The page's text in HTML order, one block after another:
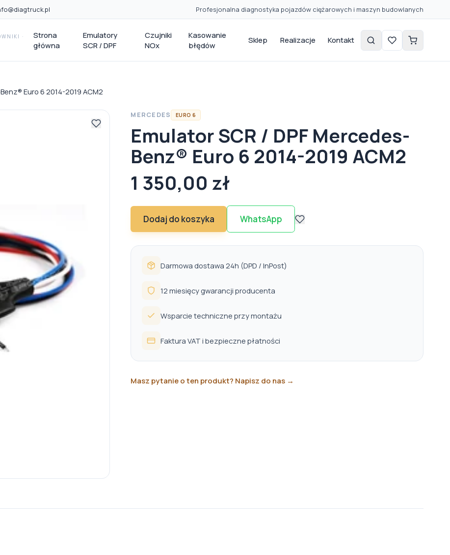
Profesjonalna diagnostyka pojazdów ciężarowych i maszyn budowlanych
·
Strona
główna
Emulatory
SCR / DPF
Czujniki
NOx
Kasowanie
błędów
Sklep Realizacje Kontakt
Euro 6 2014-2019 ACM2
MERCEDES EURO 6
Emulator SCR / DPF Mercedes-
Benz® Euro 6 2014-2019 ACM2
1 350,00 zł
Dodaj do koszyka WhatsApp
Darmowa dostawa 24h (DPD / InPost)
12 miesięcy gwarancji producenta
Wsparcie techniczne przy montażu
Faktura VAT i bezpieczne płatności
Masz pytanie o ten produkt? Napisz do nas →